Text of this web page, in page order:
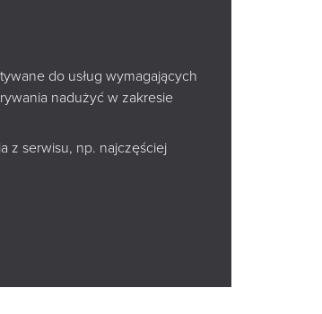
do usług wymagających
nadużyć w zakresie
z serwisu, np. najczęściej